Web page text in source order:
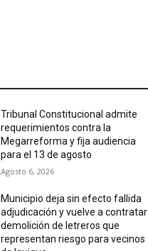
Tribunal Constitucional admite
requerimientos contra la
Megarreforma y fija audiencia
para el 13 de agosto
Agosto 6, 2026
Municipio deja sin efecto fallida
adjudicación y vuelve a contratar
demolición de letreros que
representan riesgo para vecinos